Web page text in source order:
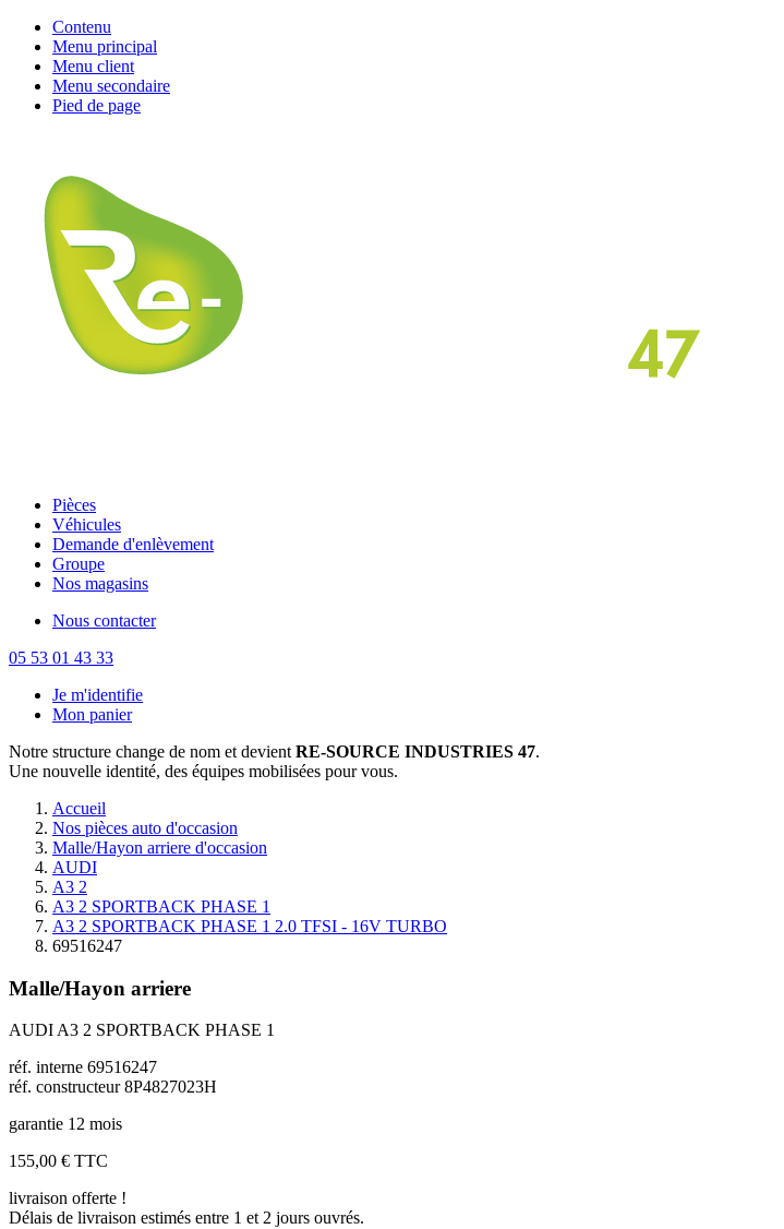
Contenu
Menu principal
Menu client
Menu secondaire
Pied de page
Pièces
Véhicules
Demande d'enlèvement
Groupe
Nos magasins
Nous contacter
05 53 01 43 33
Je m'identifie
Mon panier
Notre structure change de nom et devient RE-SOURCE INDUSTRIES 47.
Une nouvelle identité, des équipes mobilisées pour vous.
Accueil
Nos pièces auto d'occasion
Malle/Hayon arriere d'occasion
AUDI
A3 2
A3 2 SPORTBACK PHASE 1
A3 2 SPORTBACK PHASE 1 2.0 TFSI - 16V TURBO
69516247
Malle/Hayon arriere
AUDI A3 2 SPORTBACK PHASE 1
réf. interne 69516247
réf. constructeur 8P4827023H
garantie 12 mois
155,00 € TTC
livraison offerte !
Délais de livraison estimés entre 1 et 2 jours ouvrés.